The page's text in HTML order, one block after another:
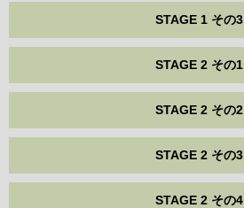
STAGE 1 その3
STAGE 2 その1
STAGE 2 その2
STAGE 2 その3
STAGE 2 その4